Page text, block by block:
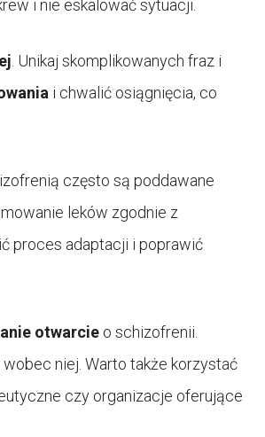
i nie eskalować sytuacji.
. Unikaj skomplikowanych fraz i
i chwalić osiągnięcia, co
często są poddawane
leków zgodnie z
proces adaptacji i poprawić
otwarcie o schizofrenii.
niej. Warto także korzystać
czy organizacje oferujące